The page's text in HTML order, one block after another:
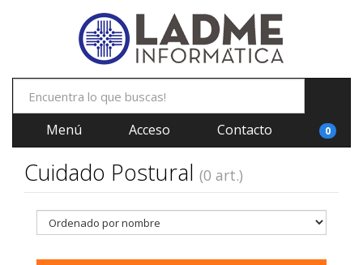
Menú Acceso Contacto 0
Cuidado Postural (0 art.)